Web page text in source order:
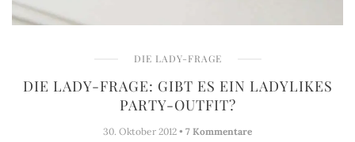
DIE LADY-FRAGE
DIE LADY-FRAGE: GIBT ES EIN LADYLIKES
PARTY-OUTFIT?
30. Oktober 2012 • 7 Kommentare